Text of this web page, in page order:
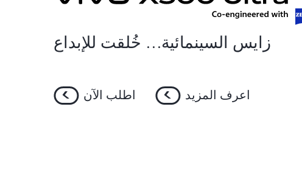
زايس السينمائية… خُلقت للإبداع
اعرف المزيد اطلب الآن